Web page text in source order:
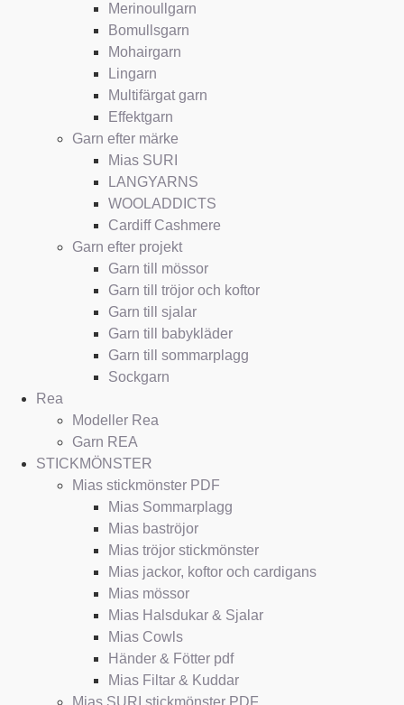
Merinoullgarn
Bomullsgarn
Mohairgarn
Lingarn
Multifärgat garn
Effektgarn
Garn efter märke
Mias SURI
LANGYARNS
WOOLADDICTS
Cardiff Cashmere
Garn efter projekt
Garn till mössor
Garn till tröjor och koftor
Garn till sjalar
Garn till babykläder
Garn till sommarplagg
Sockgarn
Rea
Modeller Rea
Garn REA
STICKMÖNSTER
Mias stickmönster PDF
Mias Sommarplagg
Mias baströjor
Mias tröjor stickmönster
Mias jackor, koftor och cardigans
Mias mössor
Mias Halsdukar & Sjalar
Mias Cowls
Händer & Fötter pdf
Mias Filtar & Kuddar
Mias SURI stickmönster PDF